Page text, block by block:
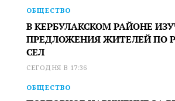
ОБЩЕСТВО
В КЕРБУЛАКСКОМ РАЙОНЕ
ПРЕДЛОЖЕНИЯ ЖИТЕЛЕЙ ПО
СЕЛ
СЕГОДНЯ В 17:36
ОБЩЕСТВО